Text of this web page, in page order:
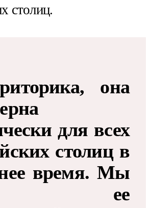
столиц.
она
для всех
столиц в
время. Мы
ее